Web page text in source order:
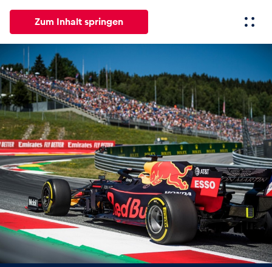
Zum Inhalt springen
Alle News Events Erlebnisse Seiten
News
Alle anzeigen
Events
Alle anzeigen